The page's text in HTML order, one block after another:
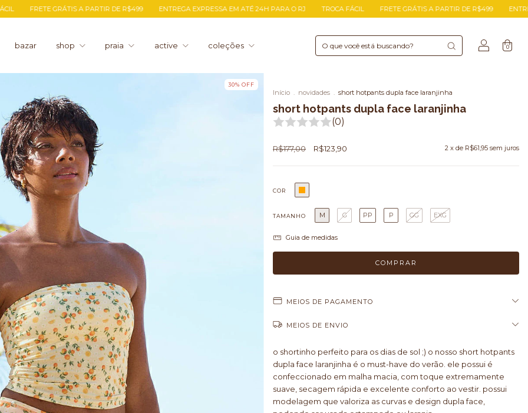
A PARTIR DE R$499 ENTREGA EXPRESSA EM ATÉ 24H PARA O RJ TROCA FÁCIL FRETE GRÁTIS A PARTIR DE R$499 ENTREGA EXPRESSA EM
bazar shop praia active coleções 0
30% OFF
Início . novidades . short hotpants dupla face laranjinha
short hotpants dupla face laranjinha
(0)
R$177,00 R$123,90 2 x de R$61,95 sem juros
COR
TAMANHO M G PP P GG EXG
Guia de medidas
MEIOS DE PAGAMENTO
MEIOS DE ENVIO
o shortinho perfeito para os dias de sol ;) o nosso short hotpants
dupla face laranjinha é o must-have do verão. ele possui é
confeccionado em malha macia, com toque extremamente
suave, secagem rápida e excelente conforto ao vestir. possui
modelagem que valoriza as curvas e design dupla face,